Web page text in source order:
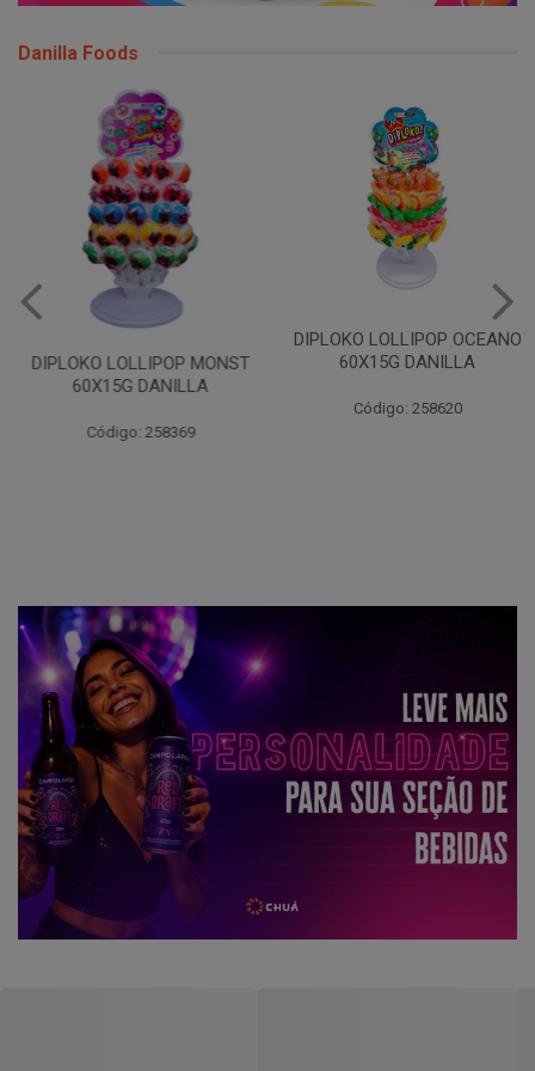
Danilla Foods
DIPLOKO LOLLIPOP MONST
60X15G DANILLA
Código: 258369
DIPLOKO LOLLIPOP OCEANO
60X15G DANILLA
Código: 258620